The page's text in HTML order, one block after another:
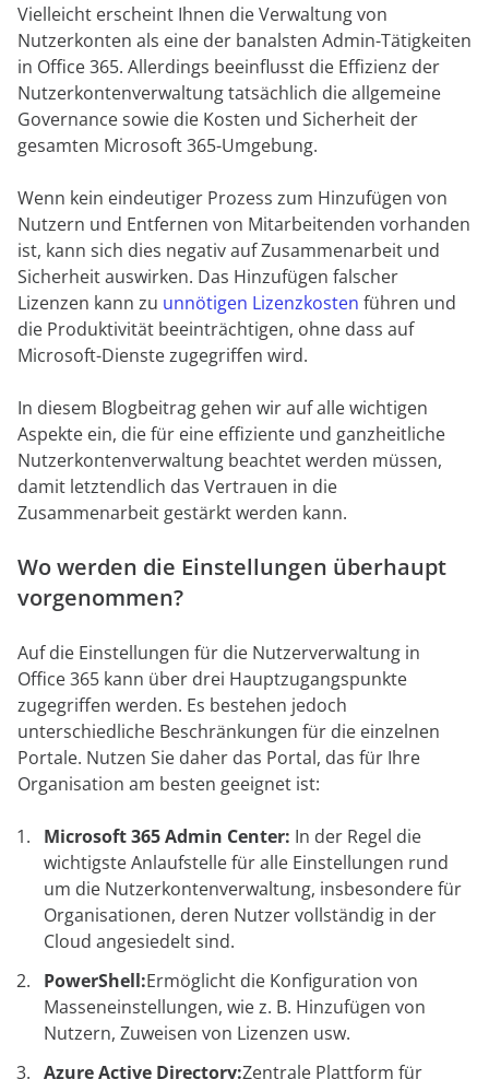
Vielleicht erscheint Ihnen die Verwaltung von
Nutzerkonten als eine der banalsten Admin-Tätigkeiten
in Office 365. Allerdings beeinflusst die Effizienz der
Nutzerkontenverwaltung tatsächlich die allgemeine
Governance sowie die Kosten und Sicherheit der
gesamten Microsoft 365-Umgebung.
Wenn kein eindeutiger Prozess zum Hinzufügen von
Nutzern und Entfernen von Mitarbeitenden vorhanden
ist, kann sich dies negativ auf Zusammenarbeit und
Sicherheit auswirken. Das Hinzufügen falscher
Lizenzen kann zu unnötigen Lizenzkosten führen und
die Produktivität beeinträchtigen, ohne dass auf
Microsoft-Dienste zugegriffen wird.
In diesem Blogbeitrag gehen wir auf alle wichtigen
Aspekte ein, die für eine effiziente und ganzheitliche
Nutzerkontenverwaltung beachtet werden müssen,
damit letztendlich das Vertrauen in die
Zusammenarbeit gestärkt werden kann.
Wo werden die Einstellungen überhaupt
vorgenommen?
Auf die Einstellungen für die Nutzerverwaltung in
Office 365 kann über drei Hauptzugangspunkte
zugegriffen werden. Es bestehen jedoch
unterschiedliche Beschränkungen für die einzelnen
Portale. Nutzen Sie daher das Portal, das für Ihre
Organisation am besten geeignet ist:
Microsoft 365 Admin Center: In der Regel die
wichtigste Anlaufstelle für alle Einstellungen rund
um die Nutzerkontenverwaltung, insbesondere für
Organisationen, deren Nutzer vollständig in der
Cloud angesiedelt sind.
PowerShell:Ermöglicht die Konfiguration von
Masseneinstellungen, wie z. B. Hinzufügen von
Nutzern, Zuweisen von Lizenzen usw.
Azure Active Directory:Zentrale Plattform für